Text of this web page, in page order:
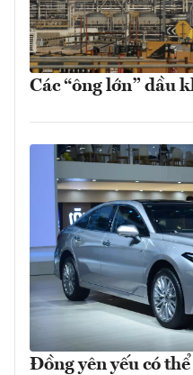
Các “ông lớn” dầu
Đồng yên yếu có